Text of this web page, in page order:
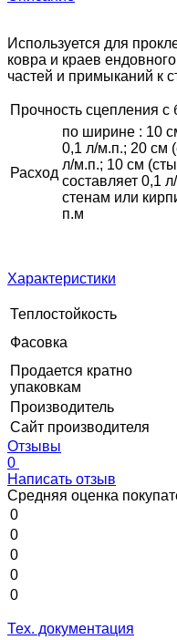
Используется для
ковра и краев
частей и примыканий к
Прочность сцепления с
Расход
по ширине : 10
0,1 л/м.п.; 20 см
л/м.п.; 10 см
составляет 0,1
стенам или
п.м
Характеристики
Теплостойкость
Фасовка
Продается кратно
упаковкам
Производитель
Сайт производителя
Отзывы
0
Написать отзыв
Средняя оценка
0
0
0
0
0
Тех. документация